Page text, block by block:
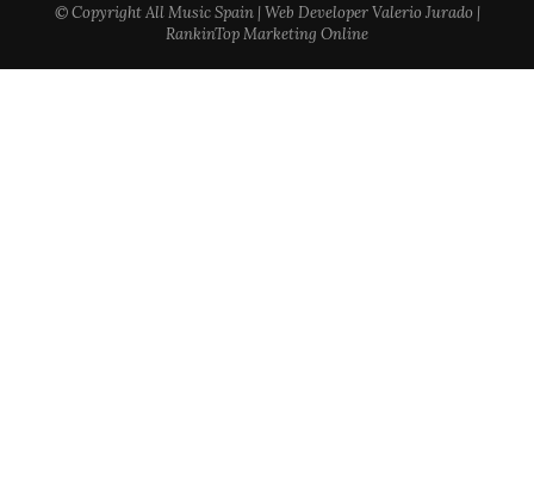
© Copyright All Music Spain | Web Developer Valerio Jurado |
RankinTop Marketing Online